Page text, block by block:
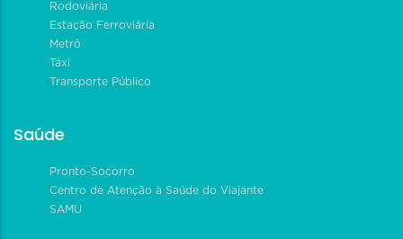
Rodoviária
Estação Ferroviária
Metrô
Táxi
Transporte Público
Saúde
Pronto-Socorro
Centro de Atenção à Saúde do Viajante
SAMU